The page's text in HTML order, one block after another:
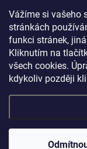
Vážíme si vašeho
stránkách
funkci stránek,
Kliknutím na
všech cookies.
kdykoliv později
Sledujte nás
Copyright